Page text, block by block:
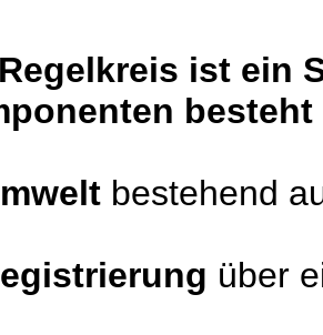
ist ein
besteht
bestehend
über